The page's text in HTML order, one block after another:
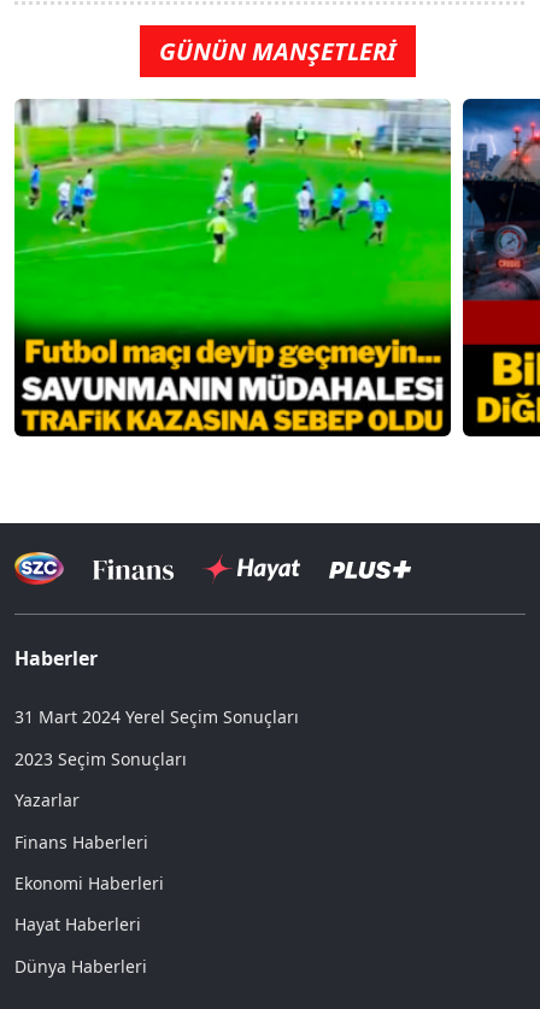
GÜNÜN MANŞETLERİ
Haberler
31 Mart 2024 Yerel Seçim Sonuçları
2023 Seçim Sonuçları
Yazarlar
Finans Haberleri
Ekonomi Haberleri
Hayat Haberleri
Dünya Haberleri